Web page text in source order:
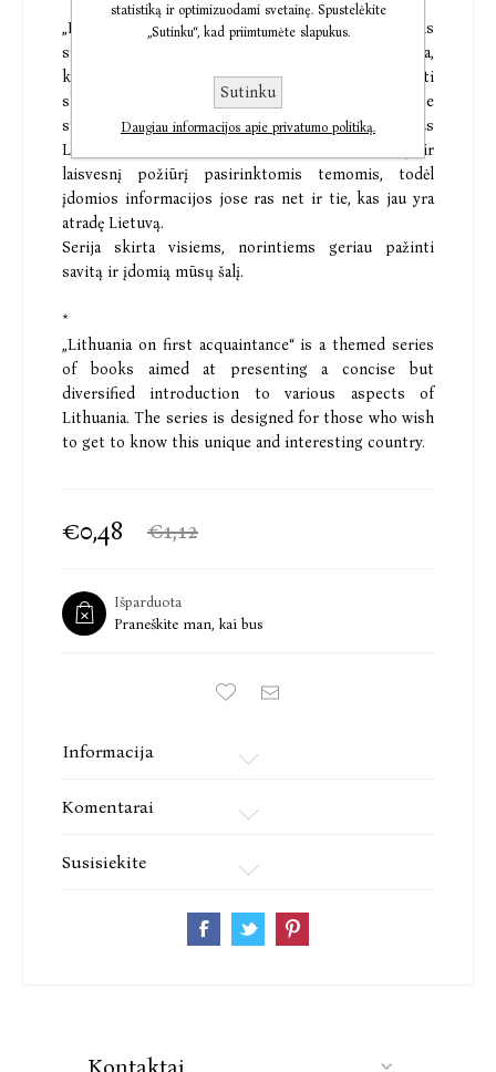
„Lithuania on First Acquaintance“ („Pirmoji pažintis
su Lietuva“) – tai teminių pažintinių knygų serija,
kuria siekiama glaustai, bet įvairiapusiškai pristatyti
skirtingus Lietuvos profilius. Šios serijos knygose
stengiamasi ne sukurti oficialius ir labai išsamius
Lietuvos portretus, o pateikti asmeniškesnį ir
laisvesnį požiūrį pasirinktomis temomis, todėl
įdomios informacijos jose ras net ir tie, kas jau yra
atradę Lietuvą.
Serija skirta visiems, norintiems geriau pažinti
savitą ir įdomią mūsų šalį.
*
„Lithuania on first acquaintance“ is a themed series
of books aimed at presenting a concise but
diversified introduction to various aspects of
Lithuania. The series is designed for those who wish
to get to know this unique and interesting country.
€0,48 €1,12
Išparduota
Praneškite man, kai bus
Informacija
Komentarai
Susisiekite
Kontaktai
statistiką ir optimizuodami svetainę. Spustelėkite
„Sutinku“, kad priimtumėte slapukus.
Sutinku
Daugiau informacijos apie privatumo politiką.